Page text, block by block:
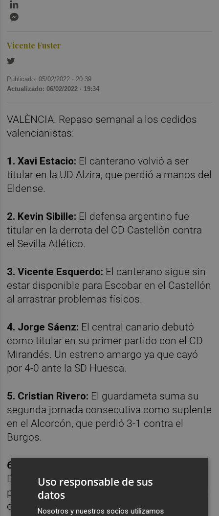
Vicente Fuster
Publicado: 05/02/2022 · 20:39
Actualizado: 06/02/2022 · 19:34
VALÈNCIA. Repaso semanal a los cedidos
valencianistas:
1. Xavi Estacio: El canterano volvió a ser
titular en la UD Alzira, que perdió a manos del
Eldense.
2. Kevin Sibille: El defensa argentino fue
titular en la derrota del CD Castellón contra
el Sevilla Atlético.
3. Vicente Esquerdo: El canterano sigue sin
estar disponible para Escobar en el Castellón
al arrastrar problemas físicos.
4. Jorge Sáenz: El central canario debutó
como titular en su primer partido con el CD
Mirandés. Un estreno amargo ya que cayó
por 4-0 ante la SD Huesca.
5. Cristian Rivero: El guardameta suma su
segunda jornada consecutiva como suplente
en el Alcorcón, que perdió 3-1 contra el
Burgos.
6. Manu Vallejo:
Deportivo Alavés al salir en el minuto 53,
pero los vascos acabaron derrotados por 3-1
en su visita al Martínez Valero.
Uso responsable de sus
datos
Nosotros y nuestros socios utilizamos